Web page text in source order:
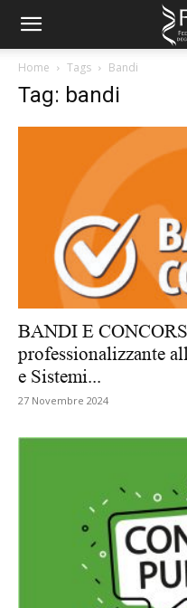
Home Tags Bandi
Tag: bandi
BANDI E
professionalizzante
e Sistemi...
27 Novembre 2024